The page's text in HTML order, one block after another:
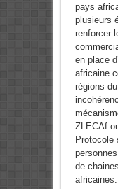
pays
plusieurs
renforcer
en place
africaine
régions
ZLECAf
Protocole
de
africaines.